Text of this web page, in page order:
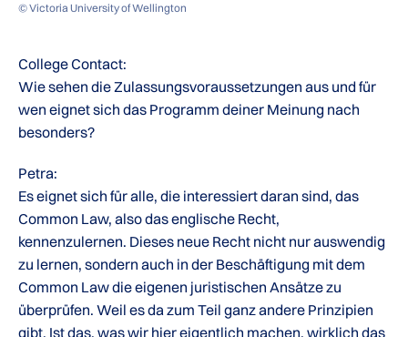
© Victoria University of Wellington
College Contact:
Wie sehen die Zulassungsvoraussetzungen aus und für
wen eignet sich das Programm deiner Meinung nach
besonders?
Petra:
Es eignet sich für alle, die interessiert daran sind, das
Common Law, also das englische Recht,
kennenzulernen. Dieses neue Recht nicht nur auswendig
zu lernen, sondern auch in der Beschäftigung mit dem
Common Law die eigenen juristischen Ansätze zu
überprüfen. Weil es da zum Teil ganz andere Prinzipien
gibt. Ist das, was wir hier eigentlich machen, wirklich das